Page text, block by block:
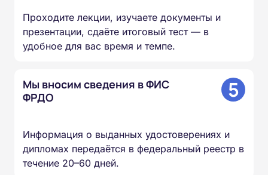
Проходите лекции, изучаете документы и
презентации, сдаёте итоговый тест — в
удобное для вас время и темпе.
Мы вносим сведения в ФИС
ФРДО
5
Информация о выданных удостоверениях и
дипломах передаётся в федеральный реестр в
течение 20–60 дней.